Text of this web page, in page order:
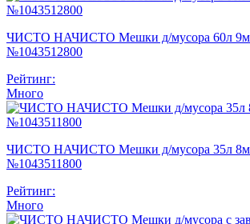
ЧИСТО НАЧИСТО Мешки д/мусора 60л
№1043512800
Рейтинг:
Много
ЧИСТО НАЧИСТО Мешки д/мусора 35л
№1043511800
Рейтинг:
Много